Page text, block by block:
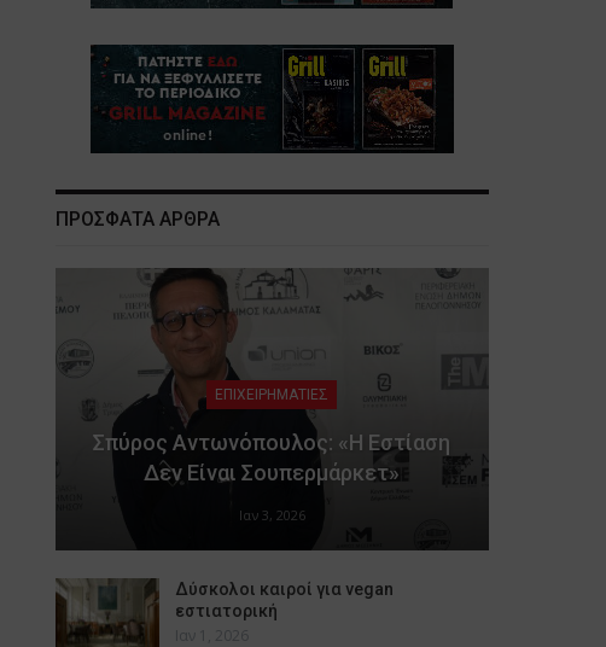
ΠΡΟΣΦΑΤΑ ΑΡΘΡΑ
ΕΠΙΧΕΙΡΗΜΑΤΙΕΣ
Σπύρος Αντωνόπουλος: «Η Εστίαση
Δεν Είναι Σουπερμάρκετ»
Ιαν 3, 2026
Δύσκολοι καιροί για vegan
εστιατορική
Ιαν 1, 2026